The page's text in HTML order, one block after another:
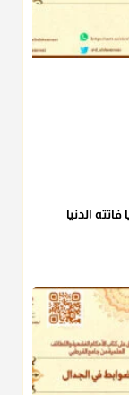
لقولهﷺ:
إخراج القيمة
وهو أفضل من
الأقارب فإن
فاتته الدنيا